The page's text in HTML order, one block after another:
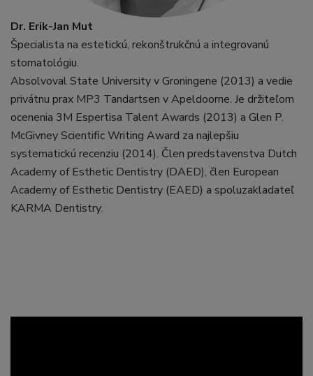
Dr. Erik-Jan Mut
Špecialista na estetickú, rekonštrukčnú a integrovanú
stomatológiu.
Absolvoval State University v Groningene (2013) a vedie
privátnu prax MP3 Tandartsen v Apeldoorne. Je držiteľom
ocenenia 3M Espertisa Talent Awards (2013) a Glen P.
McGivney Scientific Writing Award za najlepšiu
systematickú recenziu (2014). Člen predstavenstva Dutch
Academy of Esthetic Dentistry (DAED), člen European
Academy of Esthetic Dentistry (EAED) a spoluzakladateľ
KARMA Dentistry.